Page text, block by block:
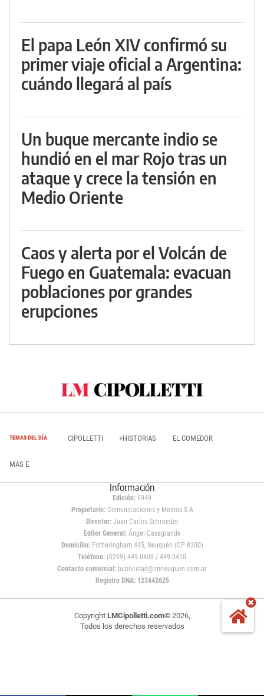
El papa León XIV confirmó su
primer viaje oficial a Argentina:
cuándo llegará al país
Un buque mercante indio se
hundió en el mar Rojo tras un
ataque y crece la tensión en
Medio Oriente
Caos y alerta por el Volcán de
Fuego en Guatemala: evacuan
poblaciones por grandes
erupciones
TEMAS DEL DÍA CIPOLLETTI +HISTORIAS EL COMEDOR
MAS E
Información
Edición: 6949
Propietario:Comunicaciones y Medios S.A
Director: Juan Carlos Schroeder
Editor General:Ángel Casagrande
Domicilio:Fotheringham 445, Neuquén (CP 8300)
Teléfono: (0299) 449 0400 / 449 0410
Contacto comercial: publicidad@lmneuquen.com.ar
Registro DNA: 123442625
Copyright LMCipolletti.com© 2026,
Todos los derechos reservados